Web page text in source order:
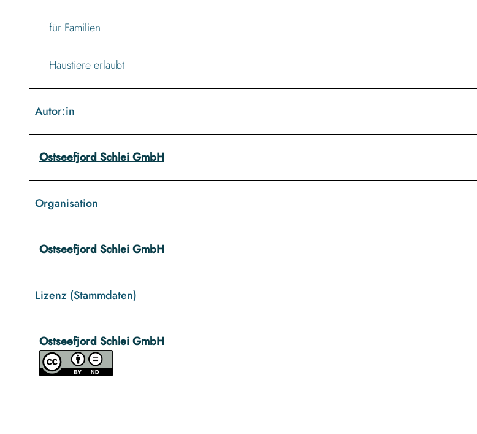
für Familien
Haustiere erlaubt
Autor:in
Ostseefjord Schlei GmbH
Organisation
Ostseefjord Schlei GmbH
Lizenz (Stammdaten)
Ostseefjord Schlei GmbH